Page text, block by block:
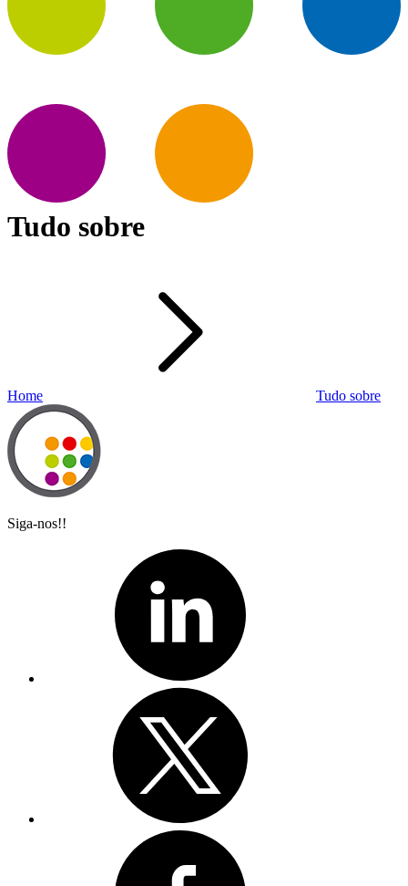
Tudo sobre
Home Tudo sobre
Siga-nos!!